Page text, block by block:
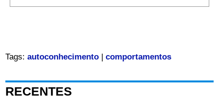
Tags: autoconhecimento| comportamentos
RECENTES